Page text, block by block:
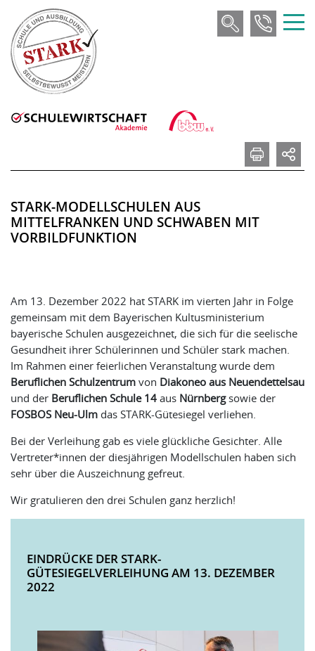
STARK-MODELLSCHULEN AUS
MITTELFRANKEN UND SCHWABEN MIT
VORBILDFUNKTION
Am 13. Dezember 2022 hat STARK im vierten Jahr in Folge
gemeinsam mit dem Bayerischen Kultusministerium
bayerische Schulen ausgezeichnet, die sich für die seelische
Gesundheit ihrer Schülerinnen und Schüler stark machen.
Im Rahmen einer feierlichen Veranstaltung wurde dem
Beruflichen Schulzentrum von Diakoneo aus Neuendettelsau
und der Beruflichen Schule 14 aus Nürnbergsowie der
FOSBOS Neu-Ulm das STARK-Gütesiegel verliehen.
Bei der Verleihung gab es viele glückliche Gesichter. Alle
Vertreter*innen der diesjährigen Modellschulen haben sich
sehr über die Auszeichnung gefreut.
Wir gratulieren den drei Schulen ganz herzlich!
EINDRÜCKE DER STARK-
GÜTESIEGELVERLEIHUNG AM 13. DEZEMBER
2022